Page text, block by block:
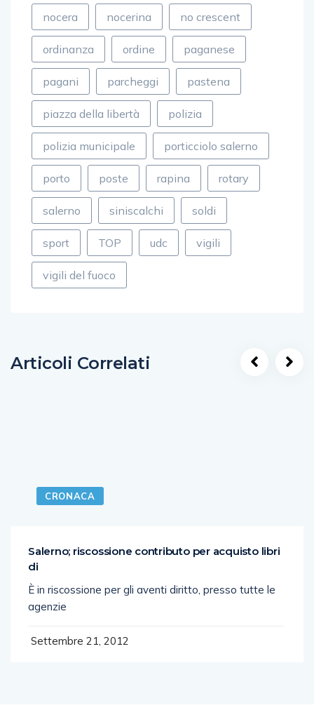
nocera nocerina no crescent
ordinanza ordine paganese
pagani parcheggi pastena
piazza della libertà polizia
polizia municipale porticciolo salerno
porto poste rapina rotary
salerno siniscalchi soldi
sport TOP udc vigili
vigili del fuoco
Articoli Correlati
CRONACA
Salerno; riscossione contributo per acquisto libri
di
È in riscossione per gli aventi diritto, presso tutte le
agenzie
Settembre 21, 2012